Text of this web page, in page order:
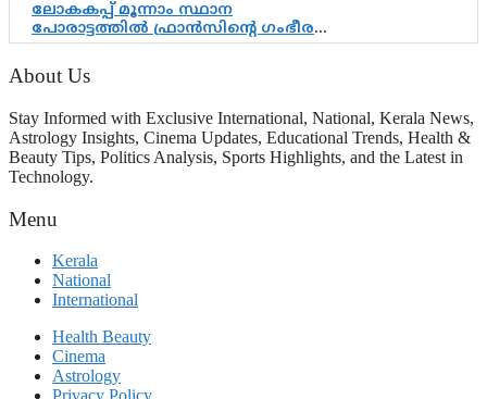
ലോകകപ്പ് മൂന്നാം സ്ഥാന
പോരാട്ടത്തിൽ ഫ്രാൻസിന്റെ ഗംഭീര
തിരിച്ചുവരവ്; ഗോൾവേട്ടയിൽ
മെസ്സിയെ മറികടന്ന് എംബാപ്പെ
About Us
Stay Informed with Exclusive International, National, Kerala News,
Astrology Insights, Cinema Updates, Educational Trends, Health &
Beauty Tips, Politics Analysis, Sports Highlights, and the Latest in
Technology.
Menu
Kerala
National
International
Health Beauty
Cinema
Astrology